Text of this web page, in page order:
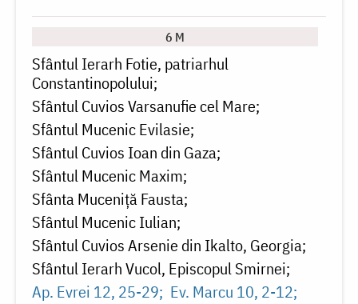
6 M
Sfântul Ierarh Fotie, patriarhul
Constantinopolului
Sfântul Cuvios Varsanufie cel Mare
Sfântul Mucenic Evilasie
Sfântul Cuvios Ioan din Gaza
Sfântul Mucenic Maxim
Sfânta Muceniță Fausta
Sfântul Mucenic Iulian
Sfântul Cuvios Arsenie din Ikalto, Georgia
Sfântul Ierarh Vucol, Episcopul Smirnei
Ap. Evrei 12, 25-29 Ev. Marcu 10, 2-12